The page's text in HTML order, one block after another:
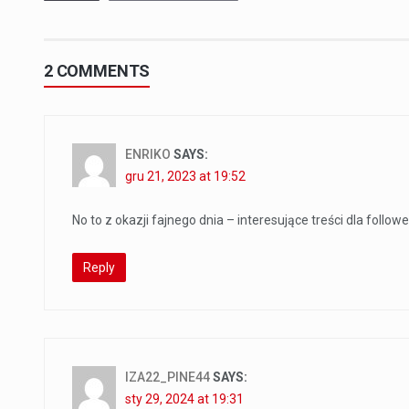
2 COMMENTS
ENRIKO SAYS:
gru 21, 2023 at 19:52
No to z okazji fajnego dnia – interesujące treści dla
Reply
IZA22_PINE44SAYS:
sty 29, 2024 at 19:31